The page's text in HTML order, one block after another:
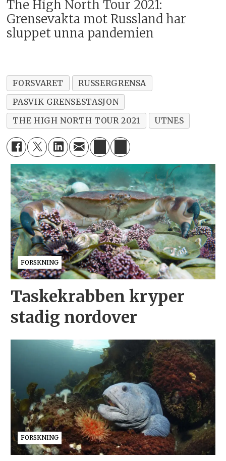
The High North Tour 2021:
Grensevakta mot Russland har
sluppet unna pandemien
FORSVARET
RUSSERGRENSA
PASVIK GRENSESTASJON
THE HIGH NORTH TOUR 2021
UTNES
FORSKNING
Taskekrabben kryper
stadig nordover
FORSKNING